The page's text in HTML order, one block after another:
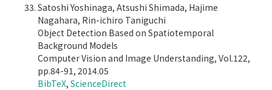
Satoshi Yoshinaga, Atsushi Shimada, Hajime
Nagahara, Rin-ichiro Taniguchi
Object Detection Based on Spatiotemporal
Background Models
Computer Vision and Image Understanding, Vol.122,
pp.84-91, 2014.05
BibTeX, ScienceDirect